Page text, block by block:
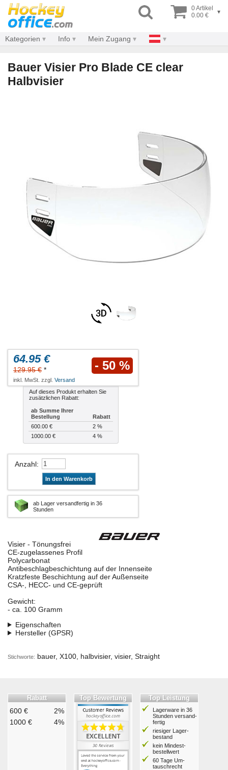
0 Artikel
0.00 €
▾
Kategorien Info Mein Zugang
Bauer Visier Pro Blade CE clear
Halbvisier
64.95 €
129.95 € * - 50 %
inkl. MwSt. zzgl. Versand
Auf dieses Produkt erhalten Sie
zusätzlichen Rabatt:
ab Summe Ihrer
Bestellung
Rabatt
600.00 €
2 %
1000.00 €
4 %
Anzahl:
In den Warenkorb
ab Lager versandfertig in 36
Stunden
Visier - Tönungsfrei
CE-zugelassenes Profil
Polycarbonat
Antibeschlagbeschichtung auf der Innenseite
Kratzfeste Beschichtung auf der Außenseite
CSA-, HECC- und CE-geprüft
Gewicht:
- ca. 100 Gramm
Eigenschaften
Hersteller (GPSR)
Stichworte: bauer, X100, halbvisier, visier, Straight
Rabatt
600 €
2%
1000 €
4%
Top Bewertung Top Leistung
Lagerware in 36
Stunden ver­sand­
fertig
riesiger Lager­
bestand
kein Mindest­
bestell­wert
60 Tage Um­
tausch­recht